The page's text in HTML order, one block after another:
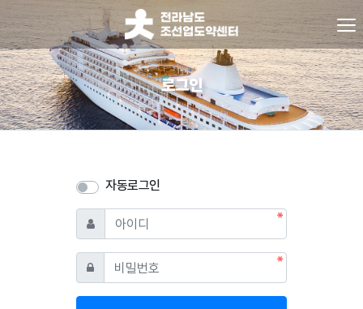
로그인
자동로그인
아이디 필수
비밀번호 필수